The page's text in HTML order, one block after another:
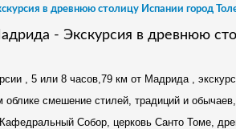
в древнюю столицу Испании город
, 5 или 8 часов,79 км от Мадрида ,
облике смешение стилей, традиций и
Собор, церковь Санто Томе,